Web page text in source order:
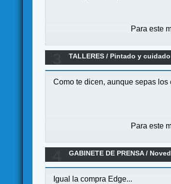
Para este
TALLERES / Pintado y
Como te dicen, aunque sepas
Para este
GABINETE DE PRENSA/
Igual la compra Edge...